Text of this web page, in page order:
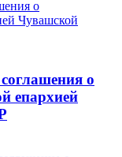
о
епархией